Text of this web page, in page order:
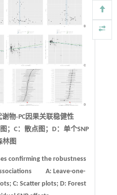
谢物‑PC因果关联稳健性
；C：散点图；D：单个SNP
林图
confirming the robustness
A: Leave-one-
C: Scatter plots; D: Forest